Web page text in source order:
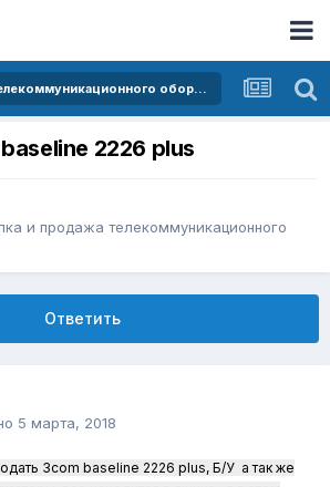
Покупка и продажа телекоммуникационного оборудования
2226 plus
и продажа телекоммуникационного
Ответить
5 марта, 2018
3com baseline 2226 plus, Б/У а так же